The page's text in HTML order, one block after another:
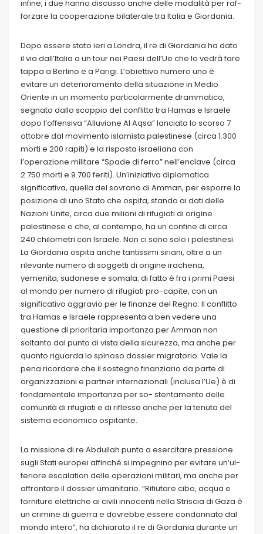
infine, i due hanno discusso anche delle modalità per raf-
forzare la cooperazione bilaterale tra Italia e Giordania.
Dopo essere stato ieri a Londra, il re di Giordania ha dato
il via dall’Italia a un tour nei Paesi dell’Ue che lo vedrà fare
tappa a Berlino e a Parigi. L’obiettivo numero uno è
evitare un deterioramento della situazione in Medio
Oriente in un momento particolarmente drammatico,
segnato dallo scoppio del conflitto tra Hamas e Israele
dopo l’offensiva “Alluvione Al Aqsa” lanciata lo scorso 7
ottobre dal movimento islamista palestinese (circa 1.300
morti e 200 rapiti) e la risposta israeliana con
l’operazione militare “Spade di ferro” nell’enclave (circa
2.750 morti e 9.700 feriti). Un’iniziativa diplomatica
significativa, quella del sovrano di Amman, per esporre la
posizione di uno Stato che ospita, stando ai dati delle
Nazioni Unite, circa due milioni di rifugiati di origine
palestinese e che, al contempo, ha un confine di circa
240 chilometri con Israele. Non ci sono solo i palestinesi.
La Giordania ospita anche tantissimi siriani, oltre a un
rilevante numero di soggetti di origine irachena,
yemenita, sudanese e somala: di fatto è fra i primi Paesi
al mondo per numero di rifugiati pro-capite, con un
significativo aggravio per le finanze del Regno. Il conflitto
tra Hamas e Israele rappresenta a ben vedere una
questione di prioritaria importanza per Amman non
soltanto dal punto di vista della sicurezza, ma anche per
quanto riguarda lo spinoso dossier migratorio. Vale la
pena ricordare che il sostegno finanziario da parte di
organizzazioni e partner internazionali (inclusa l’Ue) è di
fondamentale importanza per so- stentamento delle
comunità di rifugiati e di riflesso anche per la tenuta del
sistema economico ospitante.
La missione di re Abdullah punta a esercitare pressione
sugli Stati europei affinché si impegnino per evitare un’ul-
teriore escalation delle operazioni militari, ma anche per
affrontare il dossier umanitario. “Rifiutare cibo, acqua e
forniture elettriche ai civili innocenti nella Striscia di Gaza è
un crimine di guerra e dovrebbe essere condannato dal
mondo intero”, ha dichiarato il re di Giordania durante un